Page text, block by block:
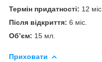
Термін придатності: 12 міс.
Після відкриття: 6 міс.
Об’єм: 15 мл.
Приховати